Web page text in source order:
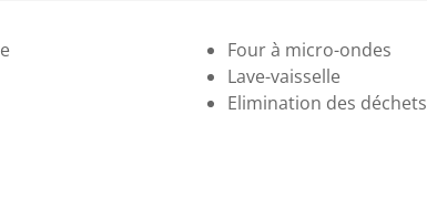
Four à micro-ondes
Lave-vaisselle
Elimination des déchets